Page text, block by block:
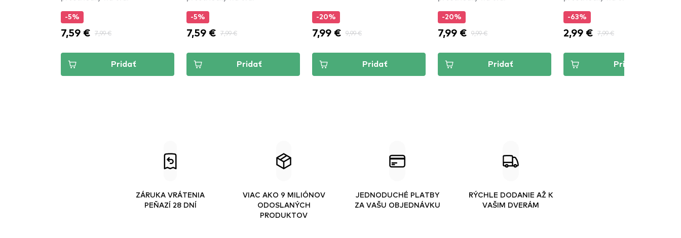
-5%
7,59 € 7,99 €
Pridať
-5%
7,59 € 7,99 €
Pridať
-20%
7,99 € 9,99 €
Pridať
-20%
7,99 € 9,99 €
Pridať
-63%
2,99 € 7,99 €
Pridať
ZÁRUKA VRÁTENIA
PEŇAZÍ 28 DNÍ
VIAC AKO 9 MILIÓNOV
ODOSLANÝCH
PRODUKTOV
JEDNODUCHÉ PLATBY
ZA VAŠU OBJEDNÁVKU
RÝCHLE DODANIE AŽ K
VAŠIM DVERÁM